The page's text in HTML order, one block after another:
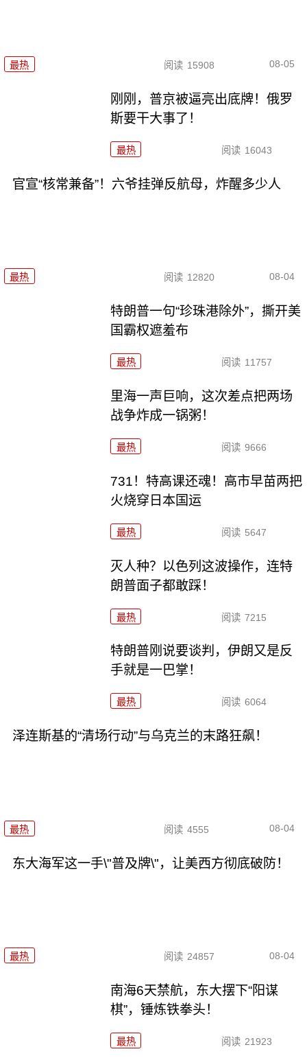
最热 阅读 15908 08-05
刚刚，普京被逼亮出底牌！俄罗
斯要干大事了！
最热 阅读 16043
官宣“核常兼备”！六爷挂弹反航母，炸醒多少人
最热 阅读 12820 08-04
特朗普一句“珍珠港除外”，撕开美
国霸权遮羞布
最热 阅读 11757
里海一声巨响，这次差点把两场
战争炸成一锅粥！
最热 阅读 9666
731！特高课还魂！高市早苗两把
火烧穿日本国运
最热 阅读 5647
灭人种？以色列这波操作，连特
朗普面子都敢踩！
最热 阅读 7215
特朗普刚说要谈判，伊朗又是反
手就是一巴掌！
最热 阅读 6064
泽连斯基的“清场行动”与乌克兰的末路狂飙！
最热 阅读 4555 08-04
东大海军这一手\"普及牌\"，让美西方彻底破防！
最热 阅读 24857 08-04
南海6天禁航，东大摆下“阳谋
棋”，锤炼铁拳头！
最热 阅读 21923